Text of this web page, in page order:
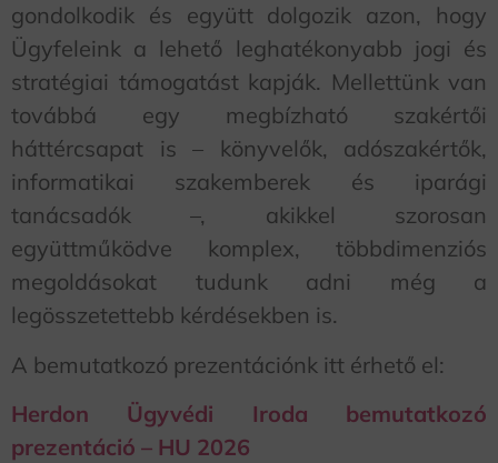
gondolkodik és együtt dolgozik azon, hogy
Ügyfeleink a lehető leghatékonyabb jogi és
stratégiai támogatást kapják. Mellettünk van
továbbá egy megbízható szakértői
háttércsapat is – könyvelők, adószakértők,
informatikai szakemberek és iparági
tanácsadók –, akikkel szorosan
együttműködve komplex, többdimenziós
megoldásokat tudunk adni még a
legösszetettebb kérdésekben is.
A bemutatkozó prezentációnk itt érhető el:
Herdon Ügyvédi Iroda bemutatkozó
prezentáció – HU 2026